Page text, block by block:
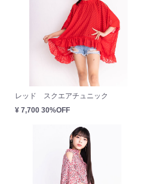
レッド スクエアチュニック
¥ 7,700 30%OFF